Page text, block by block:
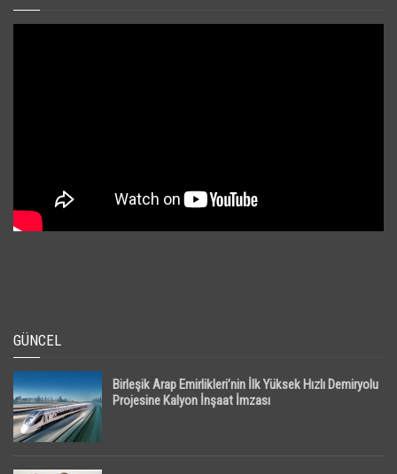
GÜNCEL
Birleşik Arap Emirlikleri’nin İlk Yüksek Hızlı Demiryolu
Projesine Kalyon İnşaat İmzası